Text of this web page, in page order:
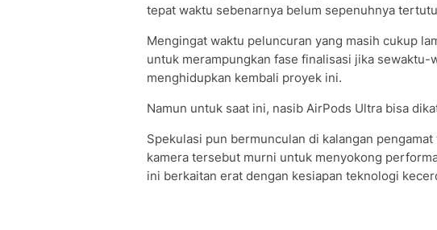
tepat waktu sebenarnya belum sepenuhnya
Mengingat waktu peluncuran yang masih cukup
untuk merampungkan fase finalisasi jika
menghidupkan kembali proyek ini.
Namun untuk saat ini, nasib AirPods Ultra bisa
Spekulasi pun bermunculan di kalangan
kamera tersebut murni untuk menyokong
ini berkaitan erat dengan kesiapan teknologi